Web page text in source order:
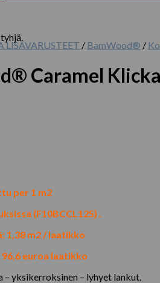
LISÄVARUSTEET / BamWood® /
Caramel
per 1 m2
(F10BCCL125) .
1,38 m2 / laatikko
euroa laatikko
yksikerroksinen – lyhyet lankut.